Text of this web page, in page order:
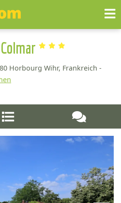
Horbourg Wihr, Frankreich -